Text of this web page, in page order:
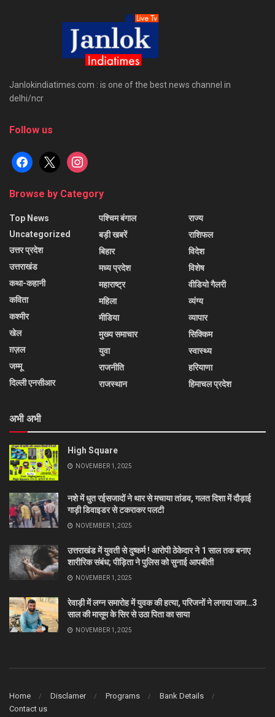
Janlokindiatimes.com : is one of the best news channel in
delhi/ncr
Follow us
facebook
x instagram
Browse by Category
Top News
Uncategorized
उत्तर प्रदेश
उत्तराखंड
कथा-कहानी
कविता
कश्मीर
खेल
ग़ज़ल
जम्मू
दिल्ली एनसीआर
पश्चिम बंगाल
बड़ी खबरें
बिहार
मध्य प्रदेश
महाराष्ट्र
महिला
मीडिया
मुख्य समाचार
युवा
राजनीति
राजस्थान
राज्य
राशिफल
विदेश
विशेष
वीडियो गैलरी
व्यंग्य
व्यापार
सिक्किम
स्वास्थ्य
हरियाणा
हिमाचल प्रदेश
अभी अभी
High Square
NOVEMBER 1, 2025
नशे में धुत रईसजादों ने थार से मचाया तांडव, गलत दिशा में दौड़ाई
गाड़ी डिवाइडर से टकराकर पलटी
NOVEMBER 1, 2025
उत्तराखंड में युवती से दुष्कर्म ! आरोपी ठेकेदार ने 1 साल तक बनाए
शारीरिक संबंध; पीड़िता ने पुलिस को सुनाई आपबीती
NOVEMBER 1, 2025
रेवाड़ी में लग्न समारोह में युवक की हत्या, परिजनों ने लगाया जाम…3
साल की मासूम के सिर से उठा पिता का साया
NOVEMBER 1, 2025
Home Disclamer Programs
Bank Details
Contact us